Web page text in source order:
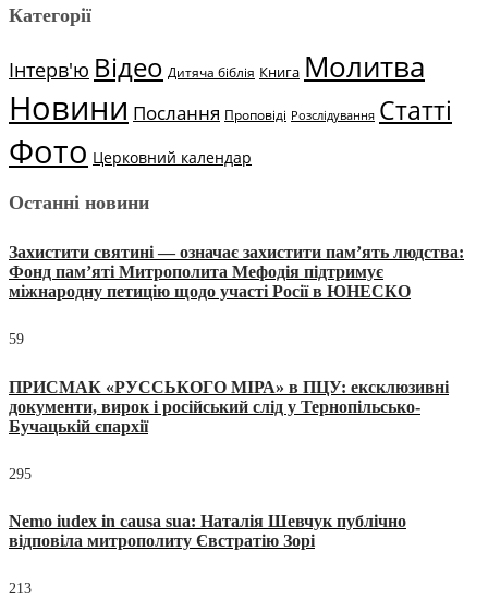
Категорії
Інтерв'ю Відео Дитяча біблія Книга Молитва
Новини Послання Проповіді Розслідування Статті
Фото Церковний календар
Останні новини
Захистити святині — означає захистити пам’ять людства:
Фонд пам’яті Митрополита Мефодія підтримує
міжнародну петицію щодо участі Росії в ЮНЕСКО
59
ПРИСМАК «РУССЬКОГО МІРА» в ПЦУ: ексклюзивні
документи, вирок і російський слід у Тернопільсько-
Бучацькій єпархії
295
Nemo iudex in causa sua: Наталія Шевчук публічно
відповіла митрополиту Євстратію Зорі
213